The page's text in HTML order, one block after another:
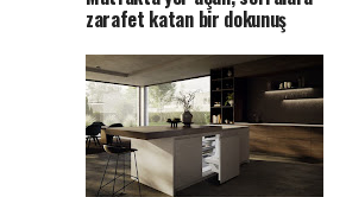
zarafet katan bir dokunuş